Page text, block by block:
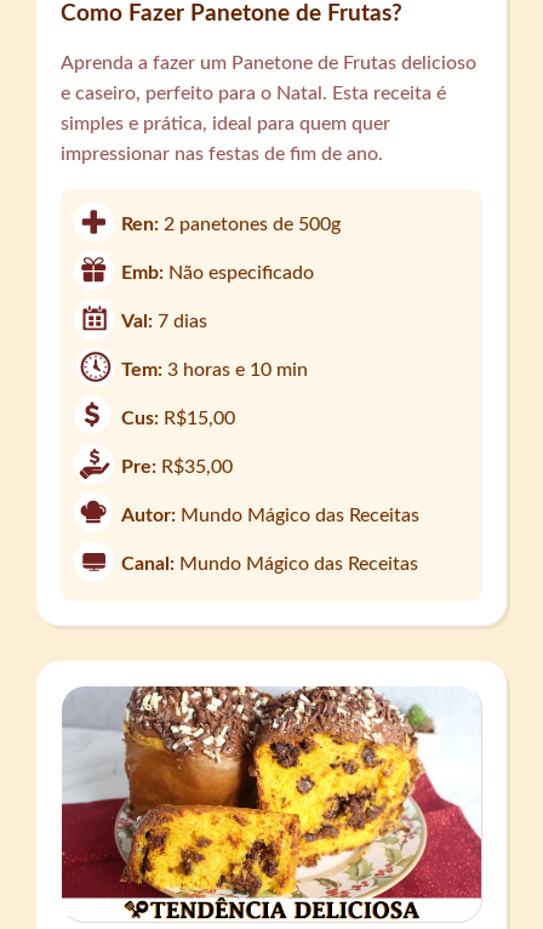
Como Fazer Panetone de Frutas?
Aprenda a fazer um Panetone de Frutas delicioso
e caseiro, perfeito para o Natal. Esta receita é
simples e prática, ideal para quem quer
impressionar nas festas de fim de ano.
Ren: 2 panetones de 500g
Emb: Não especificado
Val:7 dias
Tem:3 horas e 10 min
Cus: R$15,00
Pre: R$35,00
Autor: Mundo Mágico das Receitas
Canal: Mundo Mágico das Receitas